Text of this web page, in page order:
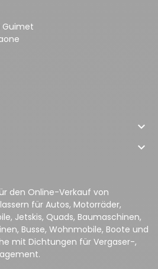
Guimet


den Online-Verkauf von
für Autos, Motorräder,
Jetskis, Quads, Baumaschinen,
Busse, Wohnmobile, Boote und
mit Dichtungen für Vergaser-,